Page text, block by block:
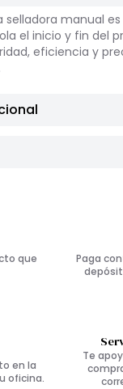
selladora manual
el inicio y fin del
eficiencia y
que
Paga
en la
oficina.
Te